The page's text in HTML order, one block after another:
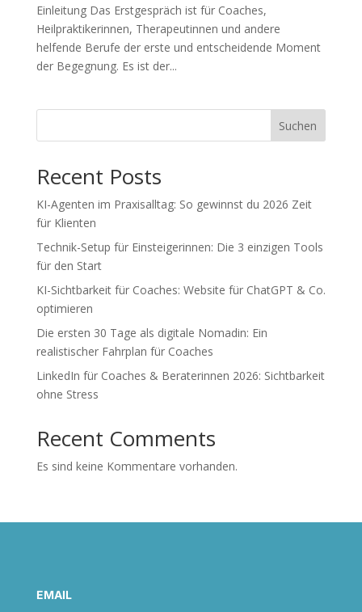
Einleitung Das Erstgespräch ist für Coaches,
Heilpraktikerinnen, Therapeutinnen und andere
helfende Berufe der erste und entscheidende Moment
der Begegnung. Es ist der...
Suchen
Recent Posts
KI-Agenten im Praxisalltag: So gewinnst du 2026 Zeit
für Klienten
Technik-Setup für Einsteigerinnen: Die 3 einzigen Tools
für den Start
KI-Sichtbarkeit für Coaches: Website für ChatGPT & Co.
optimieren
Die ersten 30 Tage als digitale Nomadin: Ein
realistischer Fahrplan für Coaches
LinkedIn für Coaches & Beraterinnen 2026: Sichtbarkeit
ohne Stress
Recent Comments
Es sind keine Kommentare vorhanden.
EMAIL